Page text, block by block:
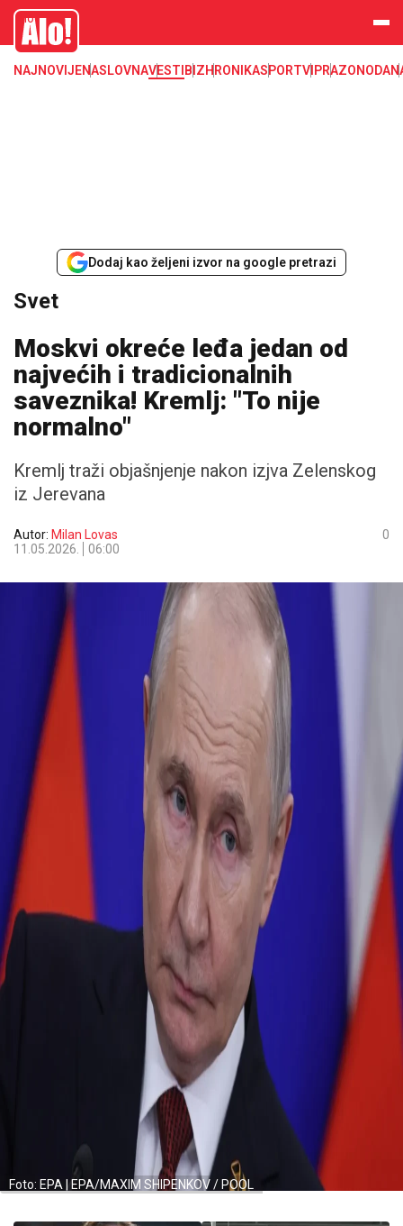
Svet, Ruske vesti, Planeta, Region
Alo
NAJNOVIJENASLOVNAVESTI BIZHRONIKASPORTVIPRAZONODA
Dodaj kao željeni izvor na google pretrazi
Svet
Moskvi okreće leđa jedan od
najvećih i tradicionalnih
saveznika! Kremlj: "To nije
normalno"
Kremlj traži objašnjenje nakon izjva Zelenskog
iz Jerevana
Autor: Milan Lovas
11.05.2026.
06:00
0
Foto: EPA | EPA/MAXIM SHIPENKOV / POOL